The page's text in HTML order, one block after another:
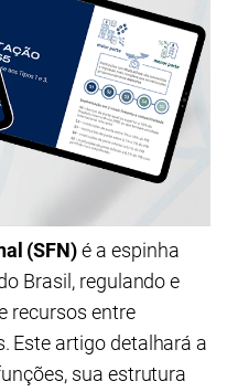
(SFN)é a espinha
Brasil, regulando e
recursos entre
Este artigo detalhará a
sua estrutura